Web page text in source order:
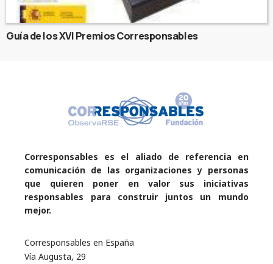
Guía de los XVI Premios Corresponsables
Corresponsables es el aliado de referencia en
comunicación de las organizaciones y personas
que quieren poner en valor sus iniciativas
responsables para construir juntos un mundo
mejor.
Corresponsables en España
Vía Augusta, 29